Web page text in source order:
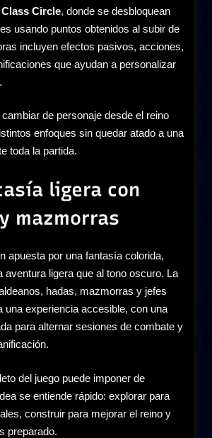
Class Circle, donde se desbloquean
usando puntos obtenidos al subir de
incluyen efectos pasivos, acciones,
que ayudan a personalizar
de personaje desde el reino
enfoques sin quedar atado a una
toda la partida.
ligera con
mazmorras
apuesta por una fantasía colorida,
aventura ligera que al tono oscuro. La
hadas, mazmorras y jefes
una experiencia accesible, con una
para alternar sesiones de combate y
del juego puede imponer de
se entiende rápido: explorar para
construir para mejorar el reino y
preparado.